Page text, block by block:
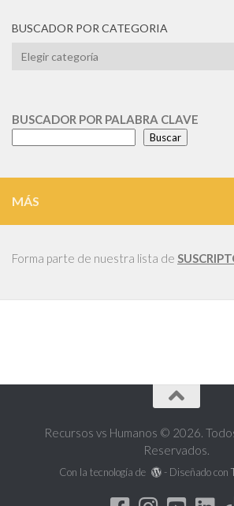
BUSCADOR POR CATEGORIA
BUSCADOR
BUSCADOR POR PALABRA CLAVE
Buscar
MÁS
Forma parte de nuestra lista de
Recursos vs Humanos © 2026.
Reservados.
Con la tecnología de - Diseñado con